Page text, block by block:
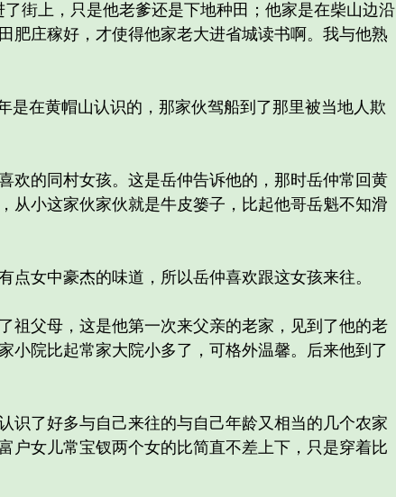
上，只是他老爹还是下地种田；他家是在柴山边沿
肥庄稼好，才使得他家老大进省城读书啊。我与他熟
在黄帽山认识的，那家伙驾船到了那里被当地人欺
的同村女孩。这是岳仲告诉他的，那时岳仲常回黄
从小这家伙家伙就是牛皮篓子，比起他哥岳魁不知滑
女中豪杰的味道，所以岳仲喜欢跟这女孩来往。
父母，这是他第一次来父亲的老家，见到了他的老
小院比起常家大院小多了，可格外温馨。后来他到了
了好多与自己来往的与自己年龄又相当的几个农家
户女儿常宝钗两个女的比简直不差上下，只是穿着比